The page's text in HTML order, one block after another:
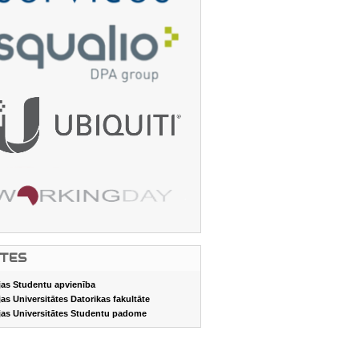
Studentu apvienība
Universitātes Datorikas fakultāte
Universitātes Studentu padome